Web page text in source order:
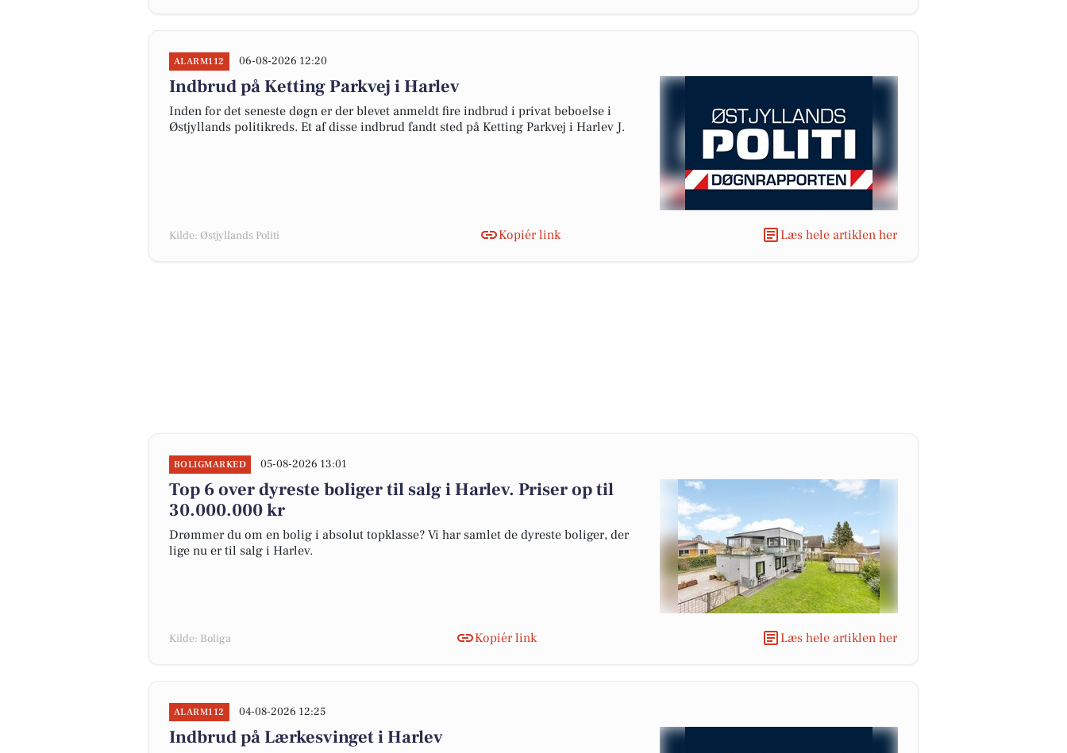
ALARM112 06-08-2026 12:20
Indbrud på Ketting Parkvej i Harlev
Inden for det seneste døgn er der blevet anmeldt fire indbrud i privat beboelse i
Østjyllands politikreds. Et af disse indbrud fandt sted på Ketting Parkvej i Harlev J.
Kilde: Østjyllands Politi Kopiér link Læs hele artiklen her
BOLIGMARKED 05-08-2026 13:01
Top 6 over dyreste boliger til salg i Harlev. Priser op til
30.000.000 kr
Drømmer du om en bolig i absolut topklasse? Vi har samlet de dyreste boliger, der
lige nu er til salg i Harlev.
Kilde: Boliga Kopiér link Læs hele artiklen her
ALARM112 04-08-2026 12:25
Indbrud på Lærkesvinget i Harlev